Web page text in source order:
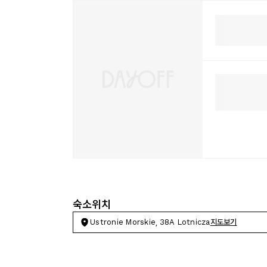
숙소위치
Ustronie Morskie, 38A Lotnicza지도보기